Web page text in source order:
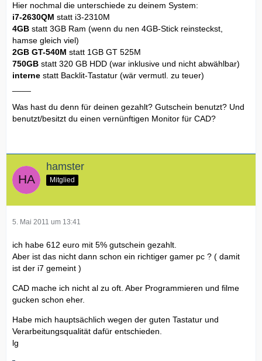
Kein Support bei Unfallschäden
DataSafe Online Backup 2GB – Lizenz für 1 Jahr
McAfee® SecurityCentre - Schutz für 15 Monate
Mobiles Breitband nicht inklusive
40 cm (15.6") HD WLED True-Life (1366x768 720p mit 2.0
Mega Pixel integriertes Webcam)
4.096 MB Dual-Channel DDR3 mit 1.333 MHz [2 x 2.048]
Optisches 8X DVD+/-RW-Laufwerk
750-GB-Serial ATA-Festplatte (7.200 1/min)
2GB NVIDIA® GeForce® GT 540M Grafikkarte
Interne Tastatur - Deutsch (QWERTZ)
Metalloid Aluminum Abdeckung
Hier nochmal die unterschiede zu deinem System:
i7-2630QM statt i3-2310M
4GB statt 3GB Ram (wenn du nen 4GB-Stick reinsteckst,
hamse gleich viel)
2GB GT-540M statt 1GB GT 525M
750GB statt 320 GB HDD (war inklusive und nicht abwählbar)
interne statt Backlit-Tastatur (wär vermutl. zu teuer)
Was hast du denn für deinen gezahlt? Gutschein benutzt? Und
benutzt/besitzt du einen vernünftigen Monitor für CAD?
hamster
Mitglied
5. Mai 2011 um 13:41
ich habe 612 euro mit 5% gutschein gezahlt.
Aber ist das nicht dann schon ein richtiger gamer pc ? ( damit
ist der i7 gemeint )
CAD mache ich nicht al zu oft. Aber Programmieren und filme
gucken schon eher.
Habe mich hauptsächlich wegen der guten Tastatur und
Verarbeitungsqualität dafür entschieden.
lg